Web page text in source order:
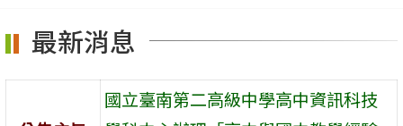
區
最新消息
國立臺南第二高級中學高中資訊科技